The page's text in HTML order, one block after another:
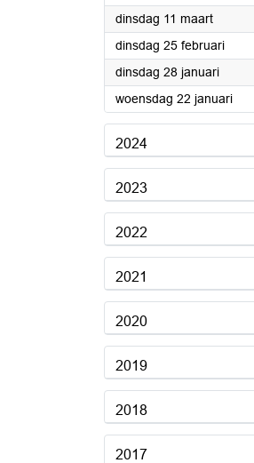
dinsdag 11 maart2025
dinsdag 25 februari2025
dinsdag 28 januari2025
woensdag 22 januari2025
2024
2023
2022
2021
2020
2019
2018
2017